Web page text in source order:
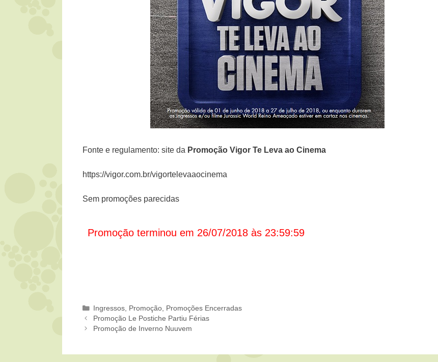
Fonte e regulamento: site da Promoção Vigor Te Leva ao Cinema
https://vigor.com.br/vigortelevaaocinema
Sem promoções parecidas
Promoção terminou em 26/07/2018 às 23:59:59
Categorias
Ingressos Promoção Promoções Encerradas
Promoção Le Postiche Partiu Férias
Promoção de Inverno Nuuvem